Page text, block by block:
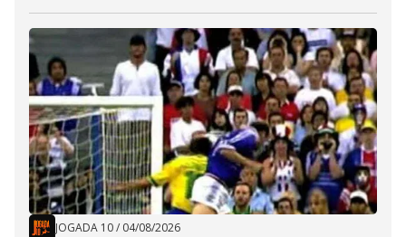
JOGADA 10/ 04/08/2026